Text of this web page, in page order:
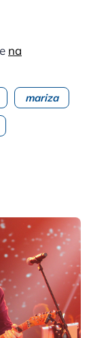
na
mariza